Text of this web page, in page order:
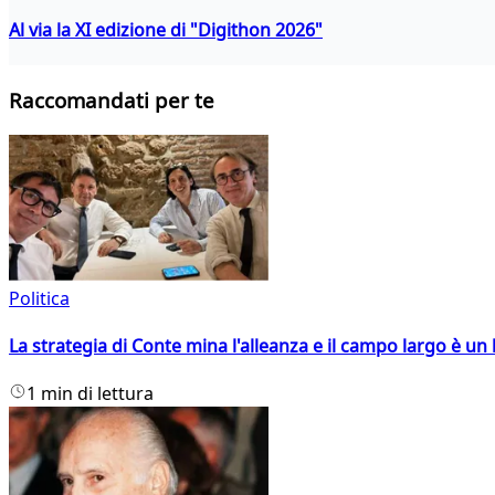
Al via la XI edizione di "Digithon 2026"
Raccomandati per te
Politica
La strategia di Conte mina l'alleanza e il campo largo è
1 min di lettura